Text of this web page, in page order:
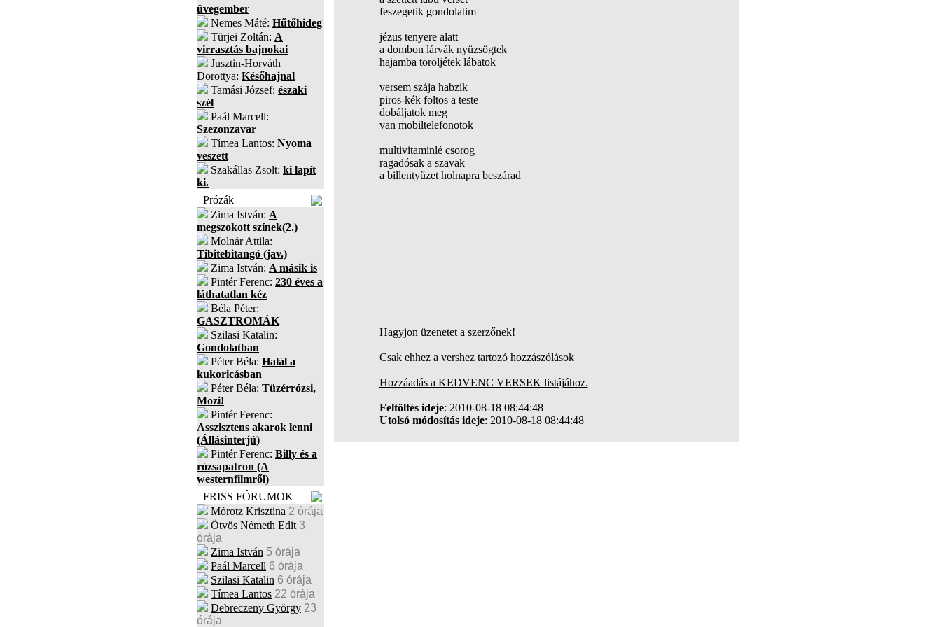
üvegember
Nemes Máté: Hűtőhideg
Türjei Zoltán: A
virrasztás bajnokai
Jusztin-Horváth
Dorottya: Későhajnal
Tamási József: északi
szél
Paál Marcell:
Szezonzavar
Tímea Lantos: Nyoma
veszett
Szakállas Zsolt: ki lapít
ki.
Prózák
Zima István: A
megszokott színek(2.)
Molnár Attila:
Tibitebitangó (jav.)
Zima István: A másik is
Pintér Ferenc: 230 éves a
láthatatlan kéz
Béla Péter:
GASZTROMÁK
Szilasi Katalin:
Gondolatban
Péter Béla: Halál a
kukoricásban
Péter Béla: Tüzérrózsi,
Mozi!
Pintér Ferenc:
Asszisztens akarok lenni
(Állásinterjú)
Pintér Ferenc: Billy és a
rózsapatron (A
westernfilmről)
FRISS FÓRUMOK
Mórotz Krisztina 2 órája
Ötvös Németh Edit 3
órája
Zima István 5 órája
Paál Marcell 6 órája
Szilasi Katalin 6 órája
Tímea Lantos 22 órája
Debreczeny György 23
órája
feszegetik gondolatim
jézus tenyere alatt
a dombon lárvák nyüzsögtek
hajamba töröljétek lábatok
versem szája habzik
piros-kék foltos a teste
dobáljatok meg
van mobiltelefonotok
multivitaminlé csorog
ragadósak a szavak
a billentyűzet holnapra beszárad
Hagyjon üzenetet a szerzőnek!
Csak ehhez a vershez tartozó hozzászólások
Hozzáadás a KEDVENC VERSEK listájához.
Feltöltés ideje: 2010-08-18 08:44:48
Utolsó módosítás ideje: 2010-08-18 08:44:48